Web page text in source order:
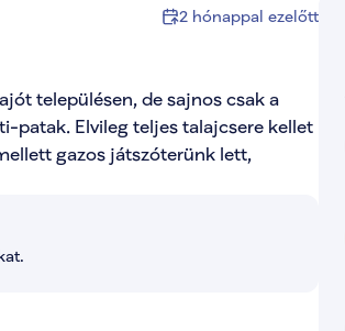
2 hónappal ezelőtt
településen, de sajnos csak a
patak. Elvileg teljes talajcsere kellet
gazos játszóterünk lett,